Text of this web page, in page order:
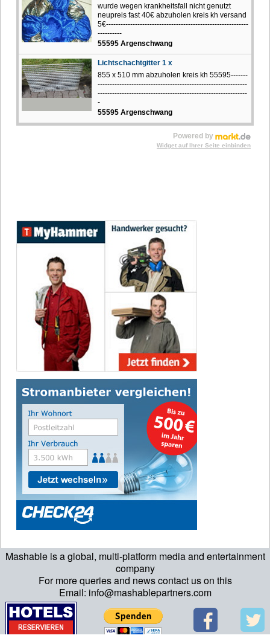
Mashable is a global, multi-platform media and entertainment
company
For more queries and news contact us on this
Email: info@mashablepartners.com
wurde wegen krankheitsfall nicht genutzt
neupreis fast 40€ abzuholen kreis kh versand
5€-----------------------------------------------------------
----------
55595 Argenschwang
Lichtschachtgitter 1 x
855 x 510 mm abzuholen kreis kh 55595-------
--------------------------------------------------------------
--------------------------------------------------------------
-
55595 Argenschwang
Powered by
Widget auf Ihrer Seite einbinden